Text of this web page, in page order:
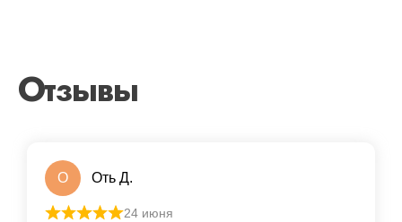
Отзывы
О Оть Д.
24 июня